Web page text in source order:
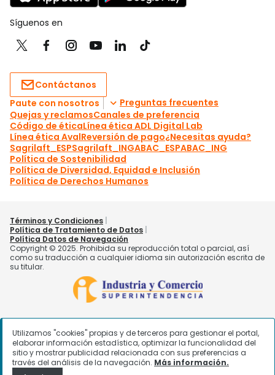
Utilizamos "cookies" propias y de terceros para gestionar el portal,
elaborar información estadística, optimizar la funcionalidad del
sitio y mostrar publicidad relacionada con sus preferencias a
través del análisis de la navegación. Más información.